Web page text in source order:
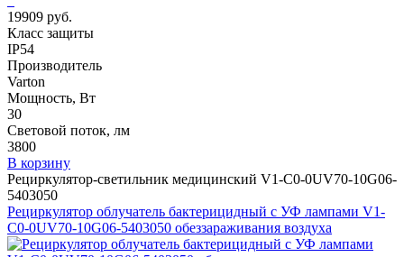
19909 руб.
Класс защиты
IP54
Производитель
Varton
Мощность, Вт
30
Световой поток, лм
3800
В корзину
Рециркулятор-светильник медицинский V1-C0-0UV70-10G06-
5403050
Рециркулятор облучатель бактерицидный с УФ лампами V1-
C0-0UV70-10G06-5403050 обеззараживания воздуха